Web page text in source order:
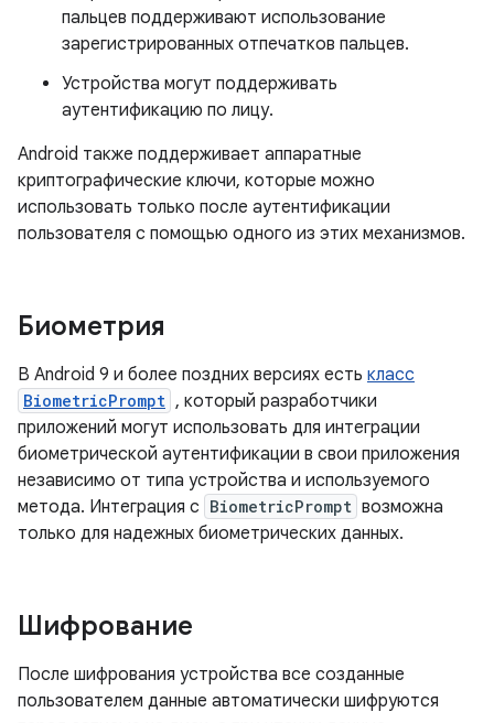
пальцев поддерживают использование
зарегистрированных отпечатков пальцев.
Устройства могут поддерживать
аутентификацию по лицу.
Android также поддерживает аппаратные
криптографические ключи, которые можно
использовать только после аутентификации
пользователя с помощью одного из этих механизмов.
Биометрия
В Android 9 и более поздних версиях есть класс
BiometricPrompt , который разработчики
приложений могут использовать для интеграции
биометрической аутентификации в свои приложения
независимо от типа устройства и используемого
метода. Интеграция с BiometricPrompt возможна
только для надежных биометрических данных.
Шифрование
После шифрования устройства все созданные
пользователем данные автоматически шифруются